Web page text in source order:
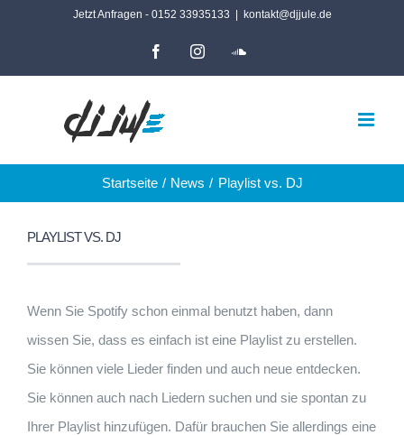
Jetzt Anfragen - 0152 33935133 kontakt@djjule.de
FacebookInstagramSoundCloud
Startseite News Playlist vs. DJ
PLAYLIST VS. DJ
Wenn Sie Spotify schon einmal benutzt haben, dann
wissen Sie, dass es einfach ist eine Playlist zu erstellen.
Sie können viele Lieder finden und auch neue entdecken.
Sie können auch nach Liedern suchen und sie spontan zu
Ihrer Playlist hinzufügen. Dafür brauchen Sie allerdings eine